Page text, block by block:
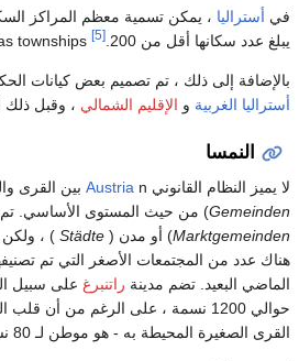
في أستراليا ، يمكن تسمية معظم المراكز
يبلغ عدد سكانها أقل من 200.
[5]
بالإضافة إلى ذلك ، تم تصميم بعض كيانات
أستراليا الغربية و الإقليم الشمالي ، وقبل ذلك
النمسا
لا يميز النظام القانوني Austria n بين القرى والبلدات والمدن. تم تقسيم البلاد إلى 2098 بلدية (
Gemeinden) من حيث المستوى الأساسي. تم
Marktgemeinden) أو مدن (
) ، ولكن
هناك عدد من المجتمعات الأصغر التي تم
الماضي البعيد. تضم مدينة راتنبرغ على سبيل المثال حوالي
القرى الصغيرة المحيطة به - هو موطن لـ 80 نسمة فقط.